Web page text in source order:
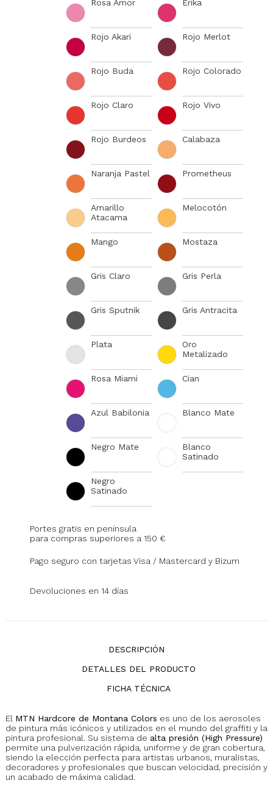
Rosa Amor Erika
Rojo Akari Rojo Merlot
Rojo Buda Rojo Colorado
Rojo Claro Rojo Vivo
Rojo Burdeos Calabaza
Naranja Pastel Prometheus
Amarillo
Atacama
Melocotón
Mango Mostaza
Gris Claro Gris Perla
Gris Sputnik Gris Antracita
Plata
Oro
Metalizado
Rosa Miami Cian
Azul Babilonia Blanco Mate
Negro Mate
Blanco
Satinado
Negro
Satinado
Portes gratis en península
para compras superiores a 150 €
Pago seguro con tarjetas Visa / Mastercard y Bizum
Devoluciones en 14 días
DESCRIPCIÓN
DETALLES DEL PRODUCTO
FICHA TÉCNICA
El MTN Hardcore de Montana Colors es uno de los aerosoles
de pintura más icónicos y utilizados en el mundo del graffiti y la
pintura profesional. Su sistema de alta presión (High Pressure)
permite una pulverización rápida, uniforme y de gran cobertura,
siendo la elección perfecta para artistas urbanos, muralistas,
decoradores y profesionales que buscan velocidad, precisión y
un acabado de máxima calidad.